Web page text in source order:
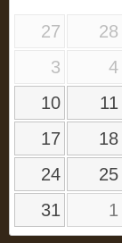
27 28
3
4
10
11
17
18
24
25
31
1